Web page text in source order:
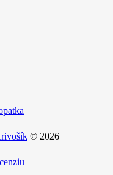
© 2026